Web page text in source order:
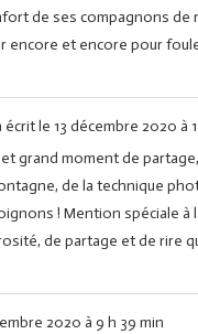
de ses compagnons
encore et encore pour
écrit le 13 décembre 2020 à
grand moment de
de la technique
! Mention spéciale à
de partage et de rire
2020 à 9 h 39 min